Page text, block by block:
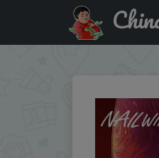
Придбати NAILWIND Gel